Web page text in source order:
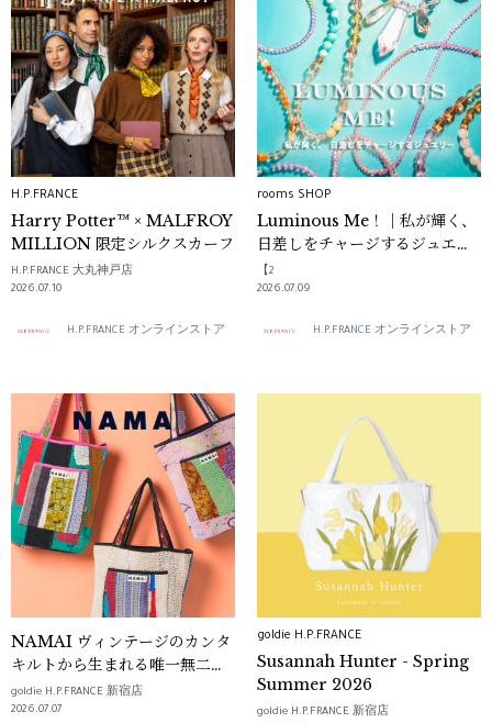
H.P.FRANCE
Harry Potter™ × MALFROY
MILLION 限定シルクスカーフ
H.P.FRANCE 大丸神戸店
2026.07.10
H.P.FRANCE オンラインストア
rooms SHOP
Luminous Me！｜私が輝く、
日差しをチャージするジュエリ
ー
【2
2026.07.09
H.P.FRANCE オンラインストア
NAMAI ヴィンテージのカンタ
キルトから生まれる唯一無二の
ものづくり
goldie H.P.FRANCE 新宿店
2026.07.07
goldie H.P.FRANCE
Susannah Hunter - Spring
Summer 2026
goldie H.P.FRANCE 新宿店